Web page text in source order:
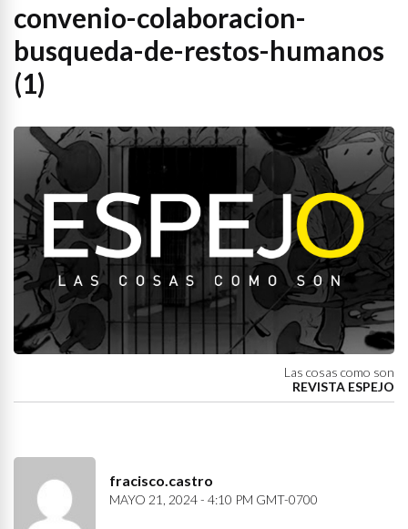
convenio-colaboracion-
busqueda-de-restos-humanos
(1)
Las cosas como son
REVISTA ESPEJO
fracisco.castro
MAYO 21, 2024 - 4:10 PM GMT-0700